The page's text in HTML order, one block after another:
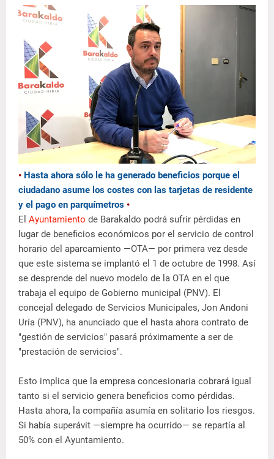
• Hasta ahora sólo le ha generado beneficios porque el
ciudadano asume los costes con las tarjetas de residente
y el pago en parquímetros •
El Ayuntamiento de Barakaldo podrá sufrir pérdidas en
lugar de beneficios económicos por el servicio de control
horario del aparcamiento —OTA— por primera vez desde
que este sistema se implantó el 1 de octubre de 1998. Así
se desprende del nuevo modelo de la OTA en el que
trabaja el equipo de Gobierno municipal (PNV). El
concejal delegado de Servicios Municipales, Jon Andoni
Uría (PNV), ha anunciado que el hasta ahora contrato de
"gestión de servicios" pasará próximamente a ser de
"prestación de servicios".
Esto implica que la empresa concesionaria cobrará igual
tanto si el servicio genera beneficios como pérdidas.
Hasta ahora, la compañía asumía en solitario los riesgos.
Si había superávit —siempre ha ocurrido— se repartía al
50% con el Ayuntamiento.